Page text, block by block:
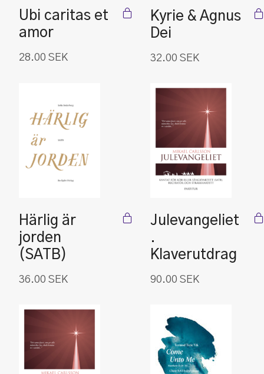
Ubi caritas et
amor
28.00 SEK
Kyrie & Agnus
Dei
32.00 SEK
Härlig är
jorden
(SATB)
36.00 SEK
Julevangeliet
.
Klaverutdrag
90.00 SEK